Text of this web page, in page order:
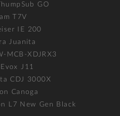
GO
T7V
IE 200
Juanita
MCB-XDJRX3
J11
CDJ 3000X
Canoga
L7 New Gen Black